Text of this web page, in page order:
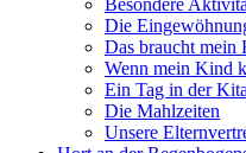
Besondere
Die
Das braucht mein
Wenn mein Kind
Ein Tag in der Kita
Die Mahlzeiten
Unsere